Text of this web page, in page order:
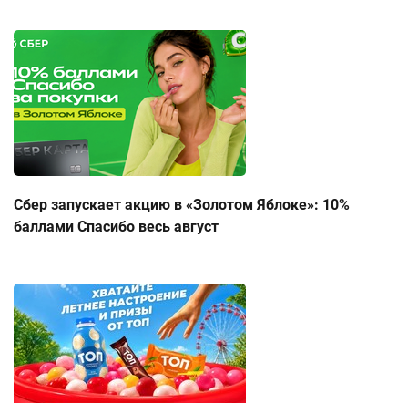
Сбер запускает акцию в «Золотом Яблоке»: 10%
баллами Спасибо весь август